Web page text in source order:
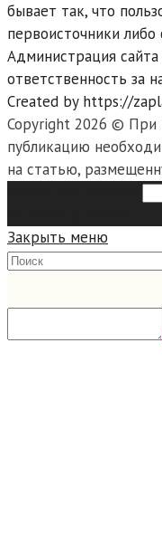
бывает так, что
первоисточники
Администрация
ответственность за
Created by https://
Copyright 2026 © При
публикацию
на статью,
Закрыть меню